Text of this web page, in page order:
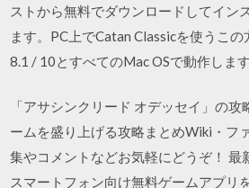
ストから無料でダウンロードしてイン
ます。PC上でCatan Classicを使うこ
8.1 / 10とすべてのMac OSで動作します
「アサシンクリード オデッセイ」の
ームを盛り上げる攻略まとめWiki・フ
集やコメントなどお気軽にどうぞ！ 最
スマートフォン向け無料ゲームアプリ